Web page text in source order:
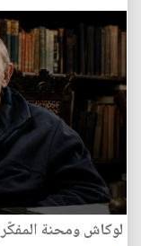
لوكاش ومحنة المفكّر